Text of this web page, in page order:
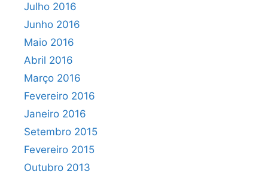
Julho 2016
Junho 2016
Maio 2016
Abril 2016
Março 2016
Fevereiro 2016
Janeiro 2016
Setembro 2015
Fevereiro 2015
Outubro 2013